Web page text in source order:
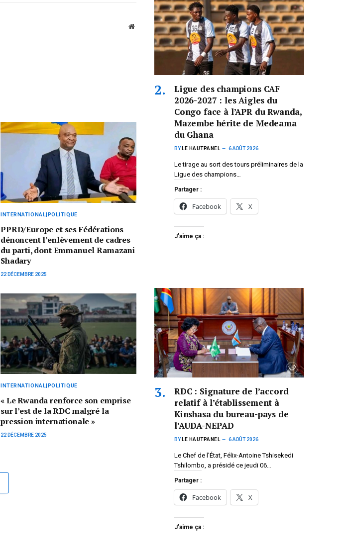
Website
INTERNATIONAL|POLITIQUE
PPRD/Europe et ses Fédérations
dénoncent l’enlèvement de cadres
du parti, dont Emmanuel Ramazani
Shadary
22 DÉCEMBRE 2025
INTERNATIONAL|POLITIQUE
« Le Rwanda renforce son emprise
sur l’est de la RDC malgré la
pression internationale »
22 DÉCEMBRE 2025
Ligue des champions CAF
2026-2027 : les Aigles du
Congo face à l’APR du Rwanda,
Mazembe hérite de Medeama
du Ghana
BY LE HAUTPANEL 6 AOÛT 2026
Le tirage au sort des tours préliminaires de la
Ligue des champions…
Partager :
Facebook X
J’aime ça :
RDC : Signature de l’accord
relatif à l’établissement à
Kinshasa du bureau-pays de
l’AUDA-NEPAD
BY LE HAUTPANEL 6 AOÛT 2026
Le Chef de l’État, Félix-Antoine Tshisekedi
Tshilombo, a présidé ce jeudi 06…
Partager :
Facebook X
J’aime ça :